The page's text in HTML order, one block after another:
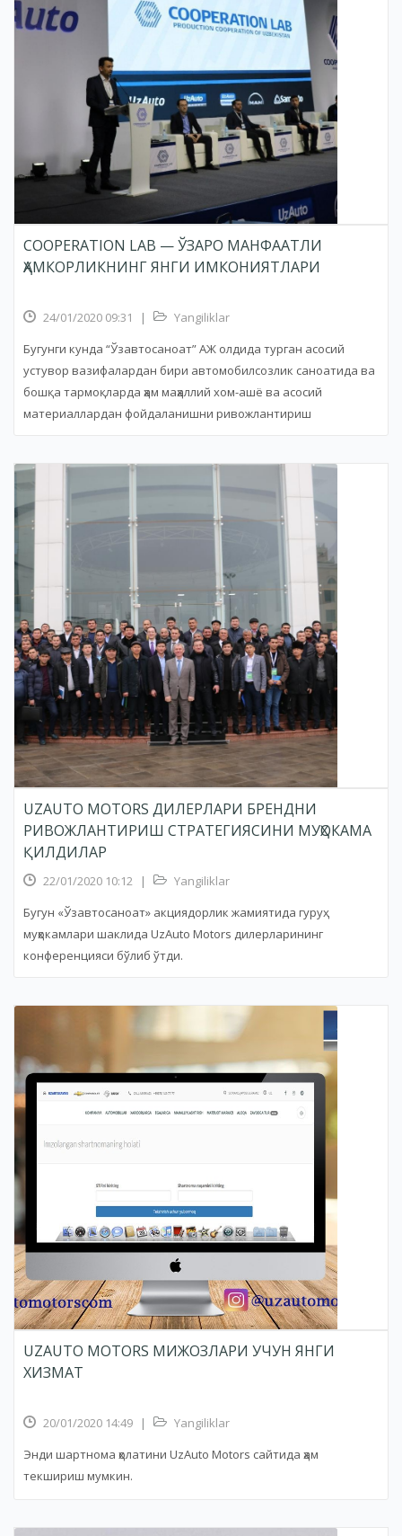
COOPERATION LAB — ЎЗАРО МАНФААТЛИ
ҲАМКОРЛИКНИНГ ЯНГИ ИМКОНИЯТЛАРИ
24/01/2020 09:31 |
Yangiliklar
Бугунги кунда “Ўзавтосаноат” АЖ олдида турган асосий
устувор вазифалардан бири автомобилсозлик саноатида ва
бошқа тармоқларда ҳам маҳаллий хом-ашё ва асосий
материаллардан фойдаланишни ривожлантириш
UZAUTO MOTORS ДИЛЕРЛАРИ БРЕНДНИ
РИВОЖЛАНТИРИШ СТРАТЕГИЯСИНИ МУҲОКАМА
ҚИЛДИЛАР
22/01/2020 10:12 |
Yangiliklar
Бугун «Ўзавтосаноат» акциядорлик жамиятида гуруҳ
муҳокамлари шаклида UzAuto Motors дилерларининг
конференцияси бўлиб ўтди.
UZAUTO MOTORS МИЖОЗЛАРИ УЧУН ЯНГИ
ХИЗМАТ
20/01/2020 14:49 |
Yangiliklar
Энди шартнома ҳолатини UzAuto Motors сайтида ҳам
текшириш мумкин.